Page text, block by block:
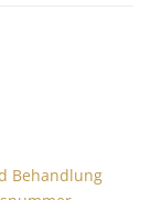
Behandlung